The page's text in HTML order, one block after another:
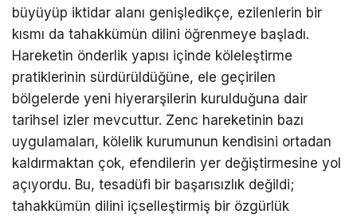
büyüyüp iktidar alanı genişledikçe, ezilenlerin bir
kısmı da tahakkümün dilini öğrenmeye başladı.
Hareketin önderlik yapısı içinde köleleştirme
pratiklerinin sürdürüldüğüne, ele geçirilen
bölgelerde yeni hiyerarşilerin kurulduğuna dair
tarihsel izler mevcuttur. Zenc hareketinin bazı
uygulamaları, kölelik kurumunun kendisini ortadan
kaldırmaktan çok, efendilerin yer değiştirmesine yol
açıyordu. Bu, tesadüfi bir başarısızlık değildi;
tahakkümün dilini içselleştirmiş bir özgürlük